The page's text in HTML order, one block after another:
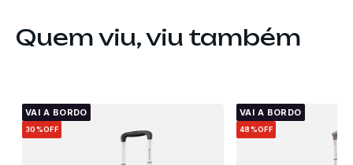
Quem viu, viu também
VAI A BORDO
30%OFF
VAI A BORDO
48%OFF